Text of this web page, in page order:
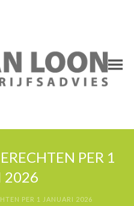
PER 1
2026
PER 1 JANUARI 2026